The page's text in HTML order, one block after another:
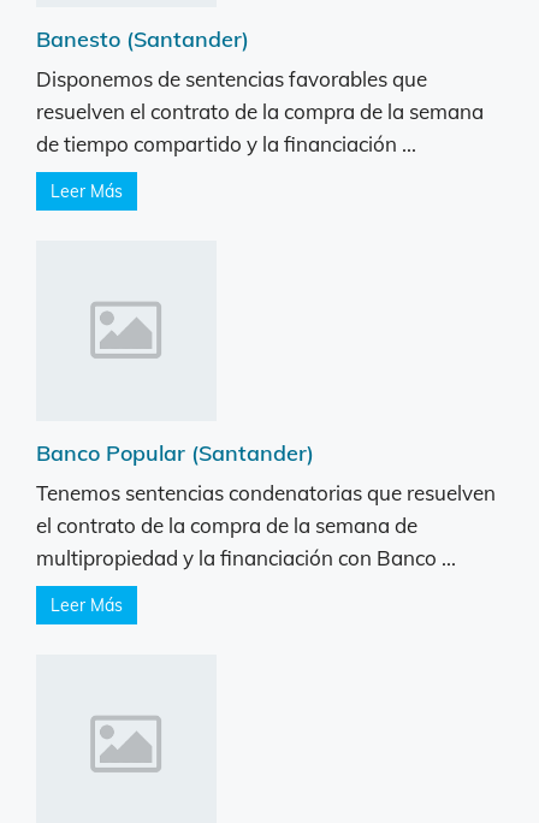
Banesto (Santander)
Disponemos de sentencias favorables que
resuelven el contrato de la compra de la semana
de tiempo compartido y la financiación ...
Leer Más
Banco Popular (Santander)
Tenemos sentencias condenatorias que resuelven
el contrato de la compra de la semana de
multipropiedad y la financiación con Banco ...
Leer Más